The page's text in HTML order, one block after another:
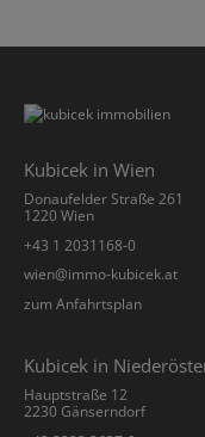
Kubicek in Wien
Donaufelder Straße 261
1220 Wien
+43 1 2031168-0
­wien@immo-kubicek.at
zum Anfahrtsplan
Kubicek in
Hauptstraße 12
2230 Gänserndorf